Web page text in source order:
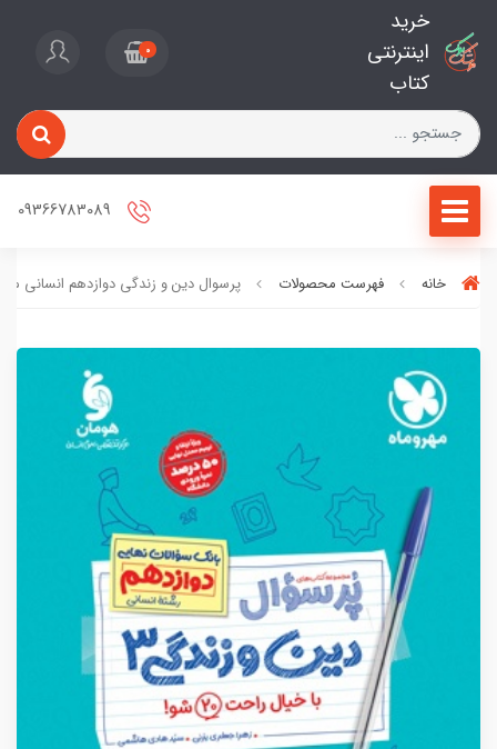
خرید
اینترنتی
کتاب
0
خانه فهرست محصولات پرسوال دین و زندگی دوازدهم انسانی